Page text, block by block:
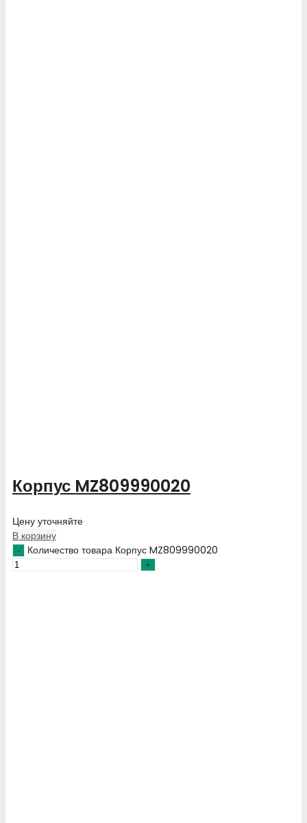
Корпус MZ809990020
Цену уточняйте
В корзину
Количество товара Корпус MZ809990020